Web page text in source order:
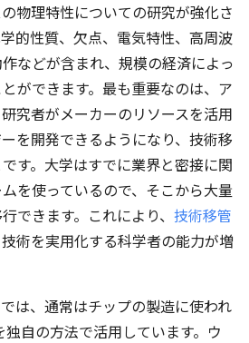
物理特性についての研究が強化さ
的性質、欠点、電気特性、高周波
などが含まれ、規模の経済によっ
ができます。最も重要なのは、ア
究者がメーカーのリソースを活用
を開発できるようになり、技術移
す。大学はすでに業界と密接に関
を使っているので、そこから大量
できます。これにより、 技術移管
術を実用化する科学者の能力が増
は、通常はチップの製造に使われ
自の方法で活用しています。ウ